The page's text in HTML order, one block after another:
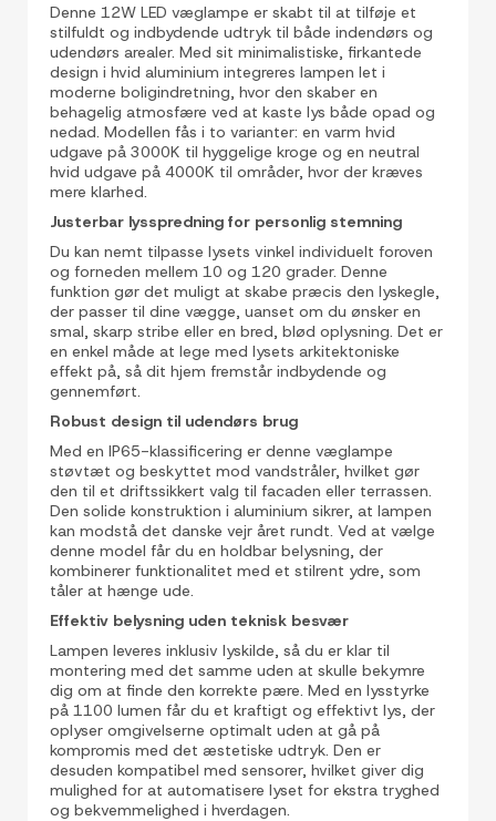
Denne 12W LED væglampe er skabt til at tilføje et
stilfuldt og indbydende udtryk til både indendørs og
udendørs arealer. Med sit minimalistiske, firkantede
design i hvid aluminium integreres lampen let i
moderne boligindretning, hvor den skaber en
behagelig atmosfære ved at kaste lys både opad og
nedad. Modellen fås i to varianter: en varm hvid
udgave på 3000K til hyggelige kroge og en neutral
hvid udgave på 4000K til områder, hvor der kræves
mere klarhed.
Justerbar lysspredning for personlig stemning
Du kan nemt tilpasse lysets vinkel individuelt foroven
og forneden mellem 10 og 120 grader. Denne
funktion gør det muligt at skabe præcis den lyskegle,
der passer til dine vægge, uanset om du ønsker en
smal, skarp stribe eller en bred, blød oplysning. Det er
en enkel måde at lege med lysets arkitektoniske
effekt på, så dit hjem fremstår indbydende og
gennemført.
Robust design til udendørs brug
Med en IP65-klassificering er denne væglampe
støvtæt og beskyttet mod vandstråler, hvilket gør
den til et driftssikkert valg til facaden eller terrassen.
Den solide konstruktion i aluminium sikrer, at lampen
kan modstå det danske vejr året rundt. Ved at vælge
denne model får du en holdbar belysning, der
kombinerer funktionalitet med et stilrent ydre, som
tåler at hænge ude.
Effektiv belysning uden teknisk besvær
Lampen leveres inklusiv lyskilde, så du er klar til
montering med det samme uden at skulle bekymre
dig om at finde den korrekte pære. Med en lysstyrke
på 1100 lumen får du et kraftigt og effektivt lys, der
oplyser omgivelserne optimalt uden at gå på
kompromis med det æstetiske udtryk. Den er
desuden kompatibel med sensorer, hvilket giver dig
mulighed for at automatisere lyset for ekstra tryghed
og bekvemmelighed i hverdagen.